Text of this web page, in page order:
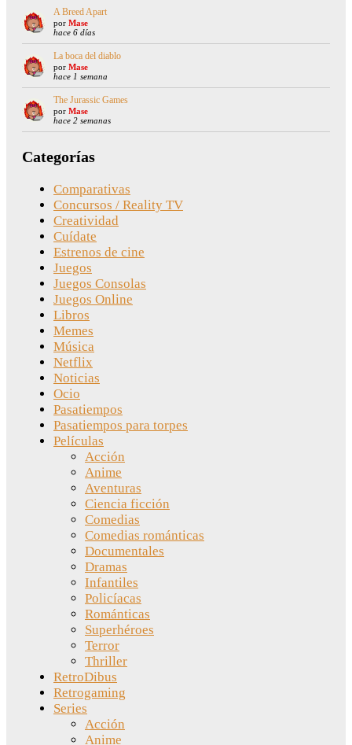
A Breed Apart
por Mase
hace 6 días
La boca del diablo
por Mase
hace 1 semana
The Jurassic Games
por Mase
hace 2 semanas
Categorías
Comparativas
Concursos / Reality TV
Creatividad
Cuídate
Estrenos de cine
Juegos
Juegos Consolas
Juegos Online
Libros
Memes
Música
Netflix
Noticias
Ocio
Pasatiempos
Pasatiempos para torpes
Películas
Acción
Anime
Aventuras
Ciencia ficción
Comedias
Comedias románticas
Documentales
Dramas
Infantiles
Policíacas
Románticas
Superhéroes
Terror
Thriller
RetroDibus
Retrogaming
Series
Acción
Anime